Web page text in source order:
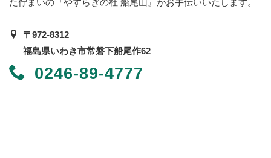
た佇まいの『やすらぎの杜 船尾山』がお手伝いいたします。
〒972-8312
福島県いわき市常磐下船尾作62
0246-89-4777